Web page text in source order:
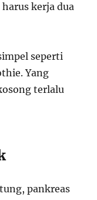
kerja dua
seperti
Yang
terlalu
pankreas